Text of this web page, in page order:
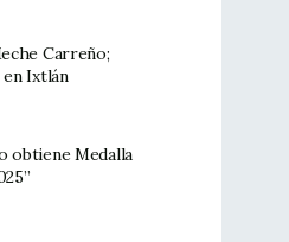
Carreño;
Ixtlán
obtiene Medalla